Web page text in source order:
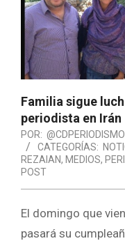
Familia sigue
periodista en Irán
POR: @CDPERIODISMO
CATEGORÍAS:
REZAIAN, MEDIOS,
POST
El domingo que
pasará su